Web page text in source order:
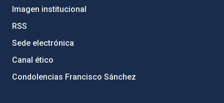
Imagen institucional
RSS
Sede electrónica
Canal ético
Condolencias Francisco Sánchez